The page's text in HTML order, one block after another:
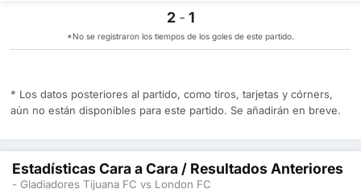
2 - 1
*No se registraron los tiempos de los goles de este partido.
* Los datos posteriores al partido, como tiros, tarjetas y córners,
aún no están disponibles para este partido. Se añadirán en breve.
Estadísticas Cara a Cara / Resultados Anteriores
- Gladiadores Tijuana FC vs London FC